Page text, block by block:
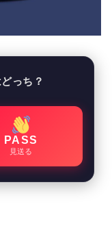
っち？
PASS
見送る